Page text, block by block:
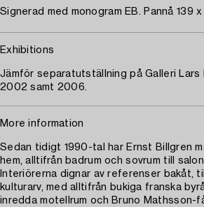
Signerad med monogram EB. Pannå 139 x
Exhibitions
Jämför separatutställning på Galleri Lars
2002 samt 2006.
More information
Sedan tidigt 1990-tal har Ernst Billgren
hem, alltifrån badrum och sovrum till
Interiörerna dignar av referenser bakåt,
kulturarv, med alltifrån bukiga franska
inredda motellrum och Bruno Mathsson-